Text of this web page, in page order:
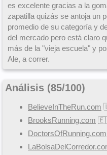
es excelente gracias a la
zapatilla quizás se antoja un
promedio de su categoría y
del mercado pero está claro
más de la "vieja escuela" y
Ale, a correr.
Análisis (85/100)
BelieveInTheRun.com
BrooksRunning.com
DoctorsOfRunning.com